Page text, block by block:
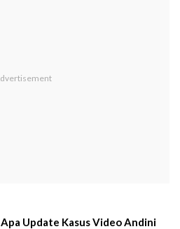
Apa Update Kasus Video Andini